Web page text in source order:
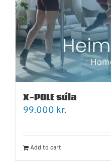
X-POLE súla
99.000 kr.
Add to cart